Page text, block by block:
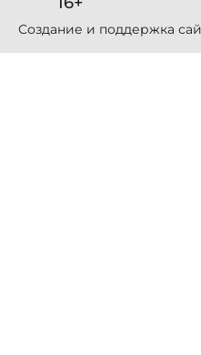
Создание и поддержка